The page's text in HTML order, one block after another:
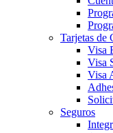
Tarjetas de
Visa
Visa
Visa
Seguros